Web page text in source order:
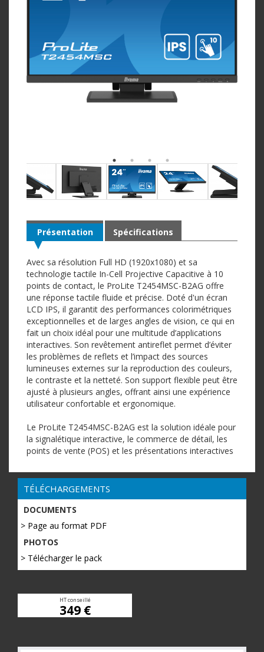
Présentation
Avec sa résolution Full HD (1920x1080) et sa
technologie tactile In-Cell Projective Capacitive à 10
points de contact, le ProLite T2454MSC-B2AG offre
une réponse tactile fluide et précise. Doté d'un écran
LCD IPS, il garantit des performances colorimétriques
exceptionnelles et de larges angles de vision, ce qui en
fait un choix idéal pour une multitude d’applications
interactives. Son revêtement antireflet permet d’éviter
les problèmes de reflets et l’impact des sources
lumineuses externes sur la reproduction des couleurs,
le contraste et la netteté. Son support flexible peut être
ajusté à plusieurs angles, offrant ainsi une expérience
utilisateur confortable et ergonomique.
Le ProLite T2454MSC-B2AG est la solution idéale pour
la signalétique interactive, le commerce de détail, les
points de vente (POS) et les présentations interactives
Spécifications
TÉLÉCHARGEMENTS
DOCUMENTS
> Page au format PDF
PHOTOS
> Télécharger le pack
HT conseillé
349 €